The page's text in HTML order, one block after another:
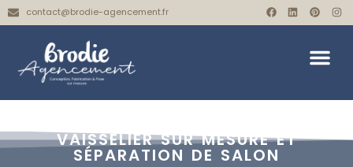
contact@brodie-agencement.fr
VAISSELIER SUR MESURE ET
SÉPARATION DE SALON